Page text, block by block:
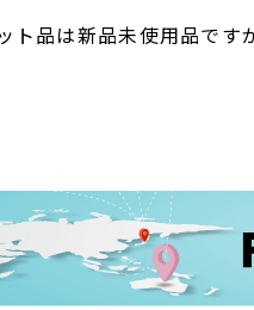
品は新品未使用品で